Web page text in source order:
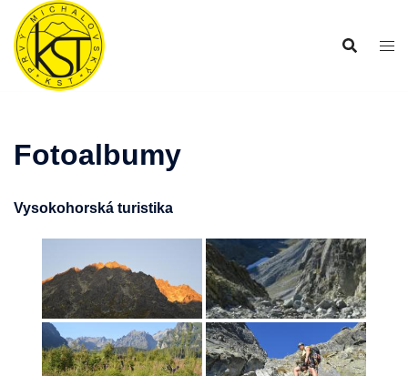
Preskočiť
obsah
Fotoalbumy
Vysokohorská turistika